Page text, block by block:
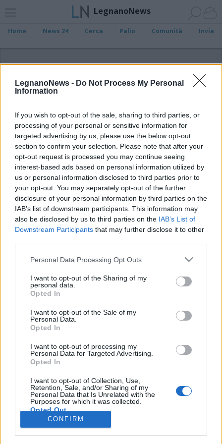
LegnanoNews - Do Not Process My Personal
Information
If you wish to opt-out of the sale, sharing to third parties, or
processing of your personal or sensitive information for
targeted advertising by us, please use the below opt-out
section to confirm your selection. Please note that after your
opt-out request is processed you may continue seeing
interest-based ads based on personal information utilized by
us or personal information disclosed to third parties prior to
your opt-out. You may separately opt-out of the further
disclosure of your personal information by third parties on the
IAB’s list of downstream participants. This information may
also be disclosed by us to third parties on the IAB’s List of
Downstream Participants that may further disclose it to other
Personal Data Processing Opt Outs
I want to opt-out of the Sharing of my
personal data.
Opted In
I want to opt-out of the Sale of my
Personal Data.
Opted In
I want to opt-out of processing my
Personal Data for Targeted Advertising.
Opted In
I want to opt-out of Collection, Use,
Retention, Sale, and/or Sharing of my
Personal Data that Is Unrelated with the
Purposes for which it was collected.
Opted Out
CONFIRM
LegnanoNews
Home News 24 Cerca Palio Comunità Invia
ADV
Archivio di "Aree Gioco Legnano"
Filtro per data
Non è stato trovato nessun articolo.
Vai al sito in modalità classica
Registrati Redazione Invia notizia Feed RSS Facebook
Twitter
Legnanonews.com
Sito di informazione locale
Direttore responsabile: Marco Tajè
Redazione: Via Matteotti, 3 (presso Famiglia Legnanese)
20025 Legnano (MI)
Email Direzione: direttore@legnanonews.com
Email Redazione: info@legnanonews.com
Pubblicità: commerciale@legnanonews.com
Tutti i contenuti originali sono di proprietà di LegnanoNews, ne è
consentito l'utilizzo citando il sito come fonte. Dei contenuti non originali